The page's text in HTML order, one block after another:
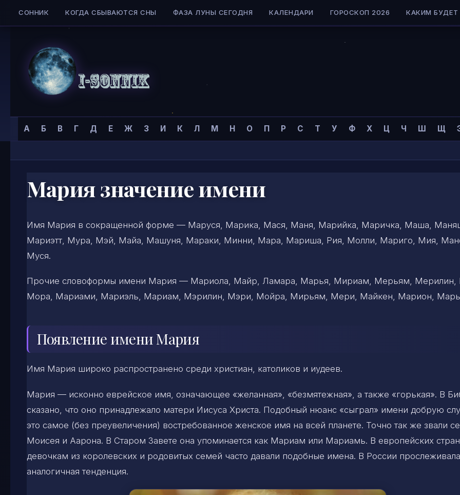
Skip to content
СОННИК КОГДА СБЫВАЮТСЯ СНЫ ФАЗА ЛУНЫ СЕГОДНЯ КАЛЕНДАРИ ГОРОСКОП 2026 КАКИМ БУДЕТ
Сонник
I-
А Б В Г Д Е Ж З И К Л М Н О П Р С Т У Ф Х Ц Ч Ш Щ
Главная страница »Тайна имени »Имена для женщин»
Мария значение имени
Имя Мария в сокращенной форме — Маруся, Марика, Мася, Маня, Марийка, Маричка, Маша,
Мариэтт, Мура, Мэй, Майа, Машуня, Мараки, Минни, Мара, Мариша, Рия, Молли, Мариго, Мия,
Муся.
Прочие словоформы имени Мария — Мариола, Майр, Ламара, Марья, Мириам, Мерьям, Мерилин,
Мора, Мариами, Мариэль, Мариам, Мэрилин, Мэри, Мойра, Мирьям, Мери, Майкен, Марион,
Появление имени Мария
Имя Мария широко распространено среди христиан, католиков и иудеев.
Мария — исконно еврейское имя, означающее «желанная», «безмятежная», а также «горькая». В
сказано, что оно принадлежало матери Иисуса Христа. Подобный нюанс «сыграл» имени добрую
это самое (без преувеличения) востребованное женское имя на всей планете. Точно так же звали
Моисея и Аарона. В Старом Завете она упоминается как Мариам или Мариамь. В европейских
девочкам из королевских и родовитых семей часто давали подобные имена. В России
аналогичная тенденция.